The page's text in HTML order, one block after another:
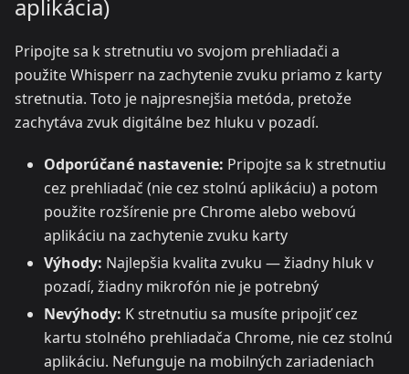
aplikácia)
Pripojte sa k stretnutiu vo svojom prehliadači a
použite Whisperr na zachytenie zvuku priamo z karty
stretnutia. Toto je najpresnejšia metóda, pretože
zachytáva zvuk digitálne bez hluku v pozadí.
Odporúčané nastavenie: Pripojte sa k stretnutiu
cez prehliadač (nie cez stolnú aplikáciu) a potom
použite rozšírenie pre Chrome alebo webovú
aplikáciu na zachytenie zvuku karty
Výhody: Najlepšia kvalita zvuku — žiadny hluk v
pozadí, žiadny mikrofón nie je potrebný
Nevýhody: K stretnutiu sa musíte pripojiť cez
kartu stolného prehliadača Chrome, nie cez stolnú
aplikáciu. Nefunguje na mobilných zariadeniach